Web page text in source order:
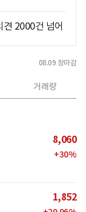
2000건 넘어
08.09 장마감
거래량
8,060
+30%
1,852